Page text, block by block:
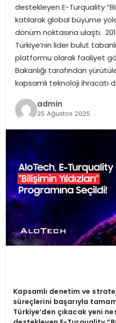
MAGAZIN
SAĞLIK
SOSYAL HABER
destekleyen E-Turquality
katılarak global büyüme
dönüm noktasına ulaştı.
Türkiye’nin lider bulut
platformu olarak faaliyet
Bakanlığı tarafından
kapsamlı teknoloji ihracatı
admin
25 Ağustos 2025
Kapsamlı denetim ve
süreçlerini başarıyla
Türkiye’den çıkacak yeni